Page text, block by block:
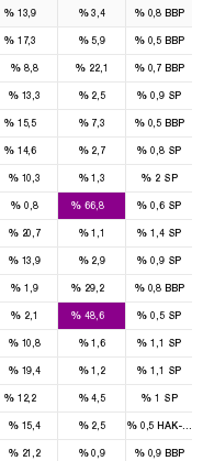
%13,9 %3,4 %0,8BBP
%17,3 %5,9 %0,5BBP
% 8,8 % 22,1 %0,7BBP
%13,3 %2,5 % 0,9 SP
%15,5 %7,3 %0,5BBP
%14,6 %2,7 % 0,8 SP
%10,3 %1,3 %2 SP
% 0,8 % 66,8 % 0,6 SP
%20,7 %1,1 % 1,4 SP
%13,9 %2,9 % 0,9 SP
% 1,9 % 29,2 %0,8BBP
% 2,1 % 48,6 % 0,5 SP
%10,8 %1,6 % 1,1 SP
%19,4 %1,2 % 1,1 SP
%12,2 %4,5 %1 SP
%15,4 %2,5 %0,5HAK-PAR
%21,2 %0,9 %0,9BBP